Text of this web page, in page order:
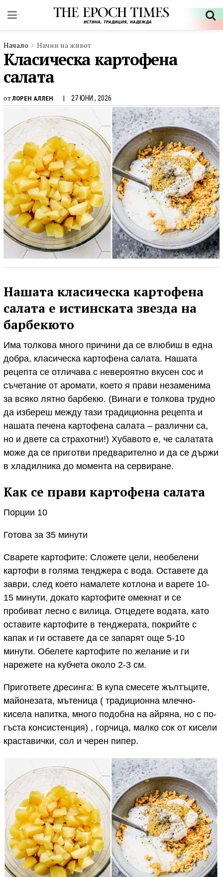
Начало Начин на живот
Класическа картофена
салата
отЛОРЕН АЛЛЕН 27 ЮНИ , 2026
Нашата класическа картофена
салата е истинската звезда на
барбекюто
Има толкова много причини да се влюбиш в една
добра, класическа картофена салата. Нашата
рецепта се отличава с невероятно вкусен сос и
съчетание от аромати, което я прави незаменима
за всяко лятно барбекю. (Винаги е толкова трудно
да избереш между тази традиционна рецепта и
нашата печена картофена салата – различни са,
но и двете са страхотни!) Хубавото е, че салатата
може да се приготви предварително и да се държи
в хладилника до момента на сервиране.
Как се прави картофена салата
Порции 10
Готова за 35 минути
Сварете картофите: Сложете цели, необелени
картофи в голяма тенджера с вода. Оставете да
заври, след което намалете котлона и варете 10-
15 минути, докато картофите омекнат и се
пробиват лесно с вилица. Отцедете водата, като
оставите картофите в тенджерата, покрийте с
капак и ги оставете да се запарят още 5-10
минути. Обелете картофите по желание и ги
нарежете на кубчета около 2-3 см.
Пригответе дресинга: В купа смесете жълтъците,
майонезата, мътеница ( традиционна млечно-
кисела напитка, много подобна на айряна, но с по-
гъста консистенция) , горчица, малко сок от кисели
краставички, сол и черен пипер.